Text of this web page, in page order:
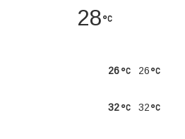
28
26
26
32
32